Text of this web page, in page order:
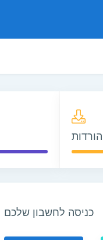
הורדות
כניסה לחשבון שלכם